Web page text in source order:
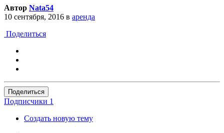
Автор Nata54
10 сентября, 2016 в аренда
Поделиться
Поделиться
Подписчики 1
Создать новую тему